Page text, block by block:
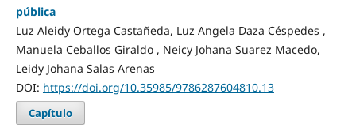
pública
Luz Aleidy Ortega Castañeda, Luz Angela Daza Céspedes ,
Manuela Ceballos Giraldo , Neicy Johana Suarez Macedo,
Leidy Johana Salas Arenas
DOI: https://doi.org/10.35985/9786287604810.13
Capítulo